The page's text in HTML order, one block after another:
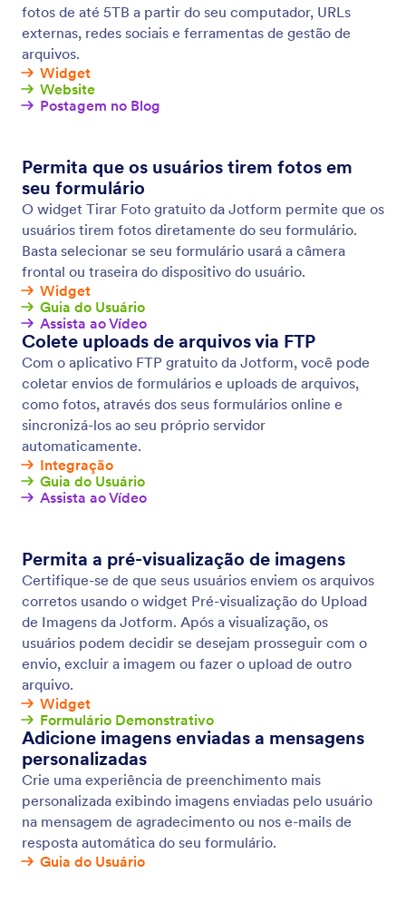
Formulários Offline
Colete dados offline usando Jotform Formulários
Móveis, nosso aplicativo móvel gratuito! Respostas
coletadas offline serão instantaneamente salvas e
automaticamente sincronizadas à sua conta Jotform
uma vez que você se reconectar à internet.
Lógica Condicional
Torne seus formulários ainda mais inteligentes
usando lógica condicional. Configure seu formulário
para exibir/ocultar campos, enviar e-mails para
determinados usuários, exibir mensagens de
agradecimento personalizadas e muito mais — tudo
com base na maneira em que o formulário foi
preenchido.